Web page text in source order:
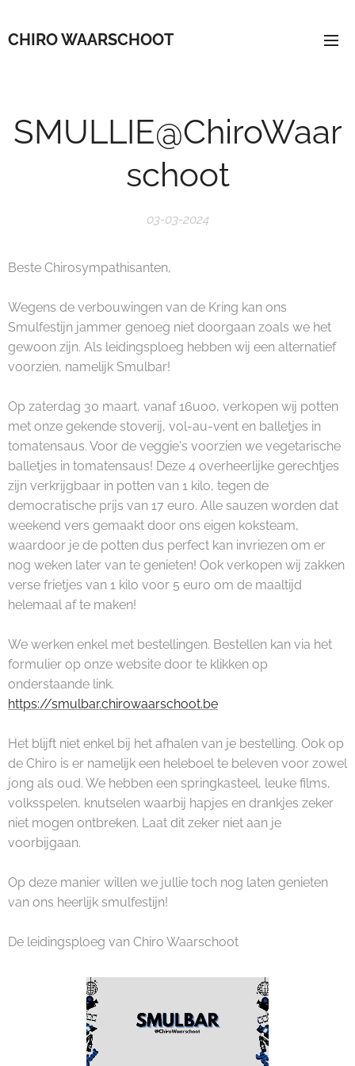
CHIRO WAARSCHOOT
SMULLIE@ChiroWaar
schoot
03-03-2024
Beste Chirosympathisanten,
Wegens de verbouwingen van de Kring kan ons
Smulfestijn jammer genoeg niet doorgaan zoals we het
gewoon zijn. Als leidingsploeg hebben wij een alternatief
voorzien, namelijk Smulbar!
Op zaterdag 30 maart, vanaf 16u00, verkopen wij potten
met onze gekende stoverij, vol-au-vent en balletjes in
tomatensaus. Voor de veggie's voorzien we vegetarische
balletjes in tomatensaus! Deze 4 overheerlijke gerechtjes
zijn verkrijgbaar in potten van 1 kilo, tegen de
democratische prijs van 17 euro. Alle sauzen worden dat
weekend vers gemaakt door ons eigen koksteam,
waardoor je de potten dus perfect kan invriezen om er
nog weken later van te genieten! Ook verkopen wij zakken
verse frietjes van 1 kilo voor 5 euro om de maaltijd
helemaal af te maken!
We werken enkel met bestellingen. Bestellen kan via het
formulier op onze website door te klikken op
onderstaande link.
https://smulbar.chirowaarschoot.be
Het blijft niet enkel bij het afhalen van je bestelling. Ook op
de Chiro is er namelijk een heleboel te beleven voor zowel
jong als oud. We hebben een springkasteel, leuke films,
volksspelen, knutselen waarbij hapjes en drankjes zeker
niet mogen ontbreken. Laat dit zeker niet aan je
voorbijgaan.
Op deze manier willen we jullie toch nog laten genieten
van ons heerlijk smulfestijn!
De leidingsploeg van Chiro Waarschoot